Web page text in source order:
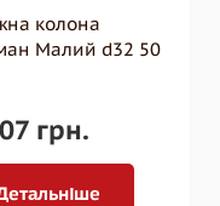
колона
Малий d32 50
грн.